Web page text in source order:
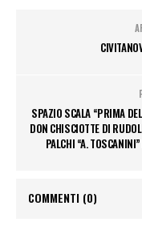
SPAZIO SCALA “PRIMA
DON CHISCIOTTE DI
PALCHI “A.
COMMENTI (0)